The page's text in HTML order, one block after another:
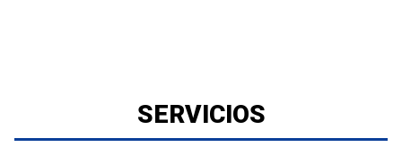
SERVICIOS